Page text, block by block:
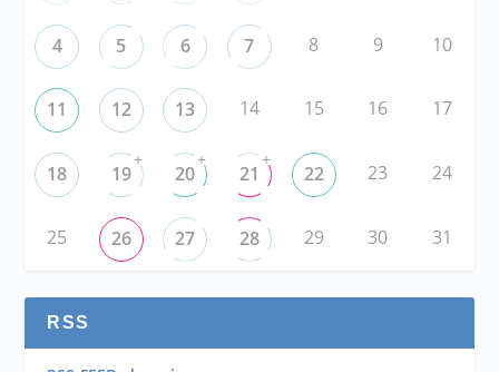
4 5 6 7 8 9 10
11 12 13 14 15 16 17
18 19
+
20
+
21
+
22 23 24
25 26 27 28 29 30 31
RSS